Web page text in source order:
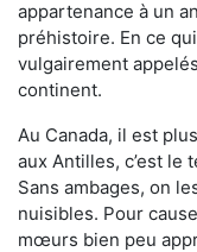
appartenance à un
préhistoire. En ce
vulgairement
continent.
Au Canada, il est
aux Antilles, c’est le
Sans ambages, on
nuisibles. Pour
mœurs bien peu